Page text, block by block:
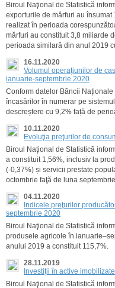
Biroul Naţional de Statistică
exporturile de mărfuri au
realizat în perioada
mărfuri au constituit 3,8 miliarde
perioada similară din anul 2019
16.11.2020
Volumul operaţiunilor de
ianuarie-septembrie 2020
Conform datelor Băncii
încasărilor în numerar pe
descreștere cu 9,2% față de
10.11.2020
Evoluţia preţurilor de
Biroul Naţional de Statistică
a constituit 1,56%, inclusiv la
(-0,37%) și servicii prestate
octombrie faţă de luna
04.11.2020
Indicele preţurilor
septembrie 2020
Biroul Naţional de Statistică
produsele agricole în
anului 2019 a constituit 115,7%.
28.11.2019
Investiţii în active
Biroul Naţional de Statistică